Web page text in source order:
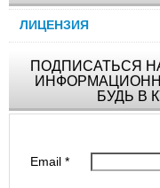
ЛИЦЕНЗИЯ
ПОДПИСАТЬСЯ
БУДЬ В
Email*